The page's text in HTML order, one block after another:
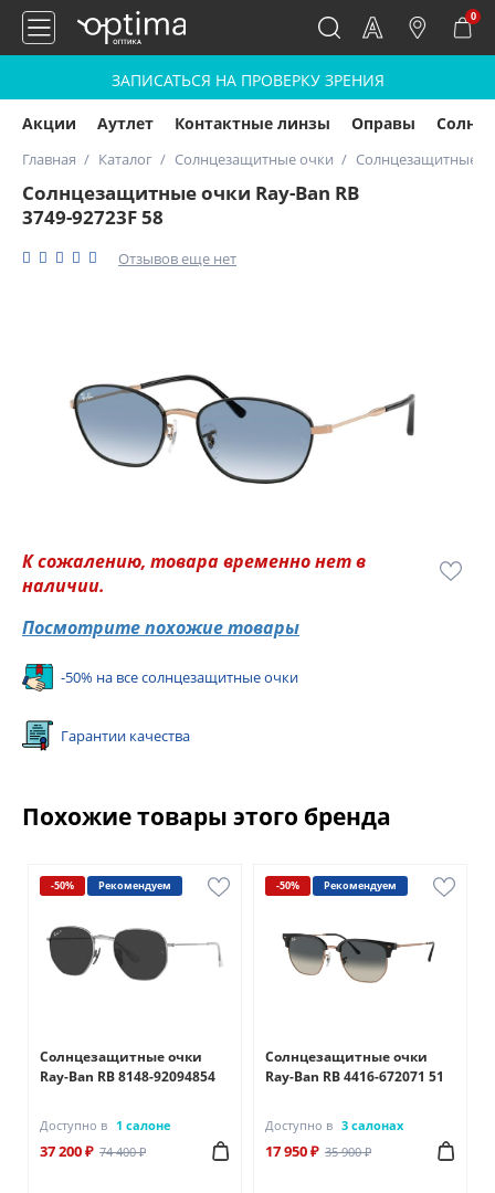
0
ЗАПИСАТЬСЯ НА ПРОВЕРКУ ЗРЕНИЯ
Акции Аутлет Контактные линзы Оправы
Главная Каталог Солнцезащитные очки Солнцезащитные
Солнцезащитные очки Ray-Ban RB
3749-92723F 58
Отзывов еще нет
К сожалению, товара временно нет в
наличии.
Посмотрите похожие товары
-50% на все солнцезащитные очки
Гарантии качества
Похожие товары этого бренда
-50% Рекомендуем
Солнцезащитные очки
Ray-Ban RB 8148-92094854
Доступно в 1 салоне
37 200 ₽ 74 400 ₽
-50% Рекомендуем
Солнцезащитные очки
Ray-Ban RB 4416-672071 51
Доступно в 3 салонах
17 950 ₽ 35 900 ₽